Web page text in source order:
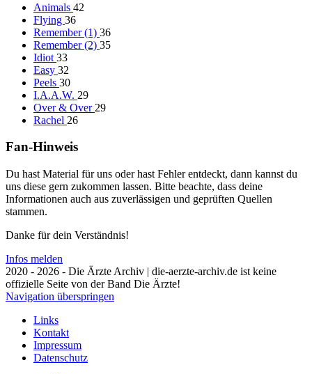
Animals 42
Flying 36
Remember (1) 36
Remember (2) 35
Idiot 33
Easy 32
Peels 30
I.A.A.W. 29
Over & Over 29
Rachel 26
Fan-Hinweis
Du hast Material für uns oder hast Fehler entdeckt, dann kannst du
uns diese gern zukommen lassen. Bitte beachte, dass deine
Informationen auch aus zuverlässigen und geprüften Quellen
stammen.
Danke für dein Verständnis!
Infos melden
2020 - 2026 - Die Ärzte Archiv | die-aerzte-archiv.de ist keine
offizielle Seite von der Band Die Ärzte!
Navigation überspringen
Links
Kontakt
Impressum
Datenschutz